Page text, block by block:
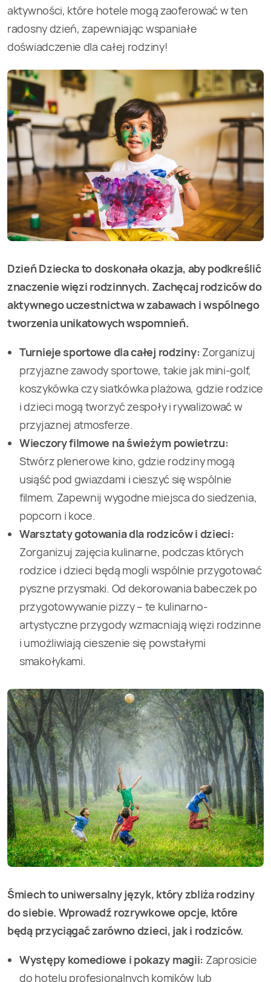
aktywności, które hotele mogą zaoferować w ten
radosny dzień, zapewniając wspaniałe
doświadczenie dla całej rodziny!
Dzień Dziecka to doskonała okazja, aby podkreślić
znaczenie więzi rodzinnych. Zachęcaj rodziców do
aktywnego uczestnictwa w zabawach i wspólnego
tworzenia unikatowych wspomnień.
Turnieje sportowe dla całej rodziny: Zorganizuj
przyjazne zawody sportowe, takie jak mini-golf,
koszykówka czy siatkówka plażowa, gdzie rodzice
i dzieci mogą tworzyć zespoły i rywalizować w
przyjaznej atmosferze.
Wieczory filmowe na świeżym powietrzu:
Stwórz plenerowe kino, gdzie rodziny mogą
usiąść pod gwiazdami i cieszyć się wspólnie
filmem. Zapewnij wygodne miejsca do siedzenia,
popcorn i koce.
Warsztaty gotowania dla rodziców i dzieci:
Zorganizuj zajęcia kulinarne, podczas których
rodzice i dzieci będą mogli wspólnie przygotować
pyszne przysmaki. Od dekorowania babeczek po
przygotowywanie pizzy – te kulinarno-
artystyczne przygody wzmacniają więzi rodzinne
i umożliwiają cieszenie się powstałymi
smakołykami.
Śmiech to uniwersalny język, który zbliża rodziny
do siebie. Wprowadź rozrywkowe opcje, które
będą przyciągać zarówno dzieci, jak i rodziców.
Występy komediowe i pokazy magii: Zaprosicie
do hotelu profesjonalnych komików lub